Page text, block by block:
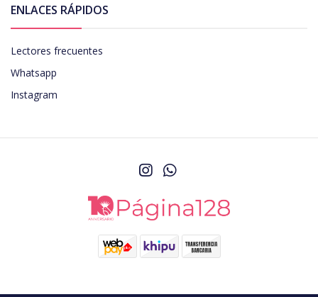
ENLACES RÁPIDOS
Lectores frecuentes
Whatsapp
Instagram